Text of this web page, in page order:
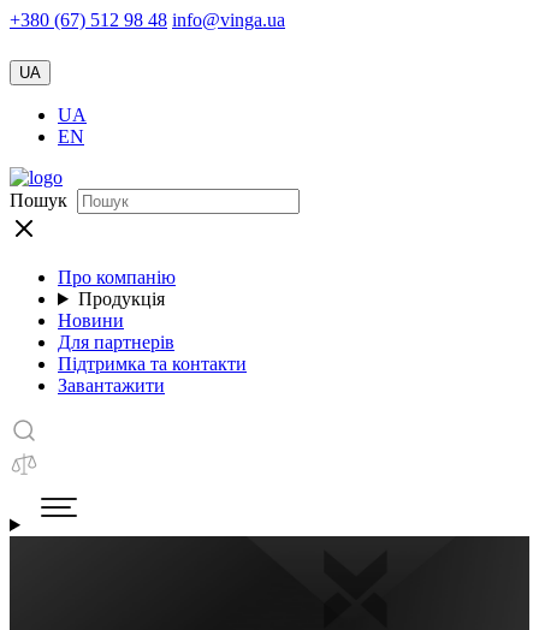
+380 (67) 512 98 48 info@vinga.ua
UA
UA
EN
Пошук
Про компанію
Продукція
Новини
Для партнерів
Підтримка та контакти
Завантажити